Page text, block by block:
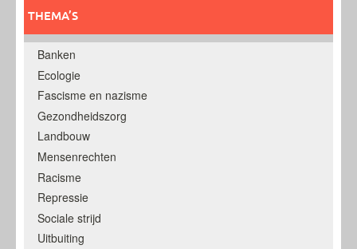
THEMA’S
Banken
Ecologie
Fascisme en nazisme
Gezondheidszorg
Landbouw
Mensenrechten
Racisme
Repressie
Sociale strijd
Uitbuiting